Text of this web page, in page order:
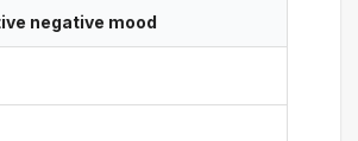
negative mood